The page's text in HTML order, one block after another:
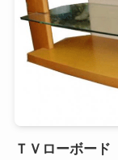
ＴＶローボー